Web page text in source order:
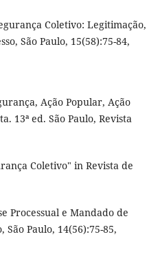
Coletivo: Legitimação,
São Paulo, 15(58):75-84,
Ação Popular, Ação
13ª ed. São Paulo, Revista
Coletivo" in Revista de
Processual e Mandado de
São Paulo, 14(56):75-85,